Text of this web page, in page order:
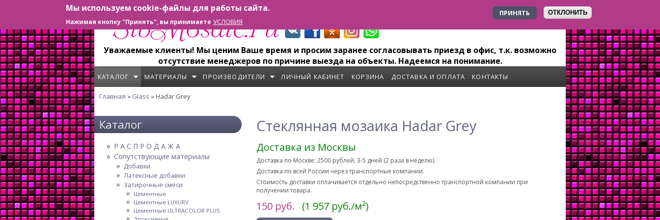
Мы используем cookie-файлы для работы сайта.
Нажимая кнопку "Принять", вы принимаете УСЛОВИЯ
ПРИНЯТЬ ОТКЛОНИТЬ
Перейти к основному содержанию +7 923 179-6-279
Уважаемые клиенты! Мы ценим Ваше время и просим заранее согласовывать приезд в офис, т.к. возможно
отсутствие менеджеров по причине выезда на объекты. Надеемся на понимание.
КАТАЛОГ МАТЕРИАЛЫ ПРОИЗВОДИТЕЛИ ЛИЧНЫЙ КАБИНЕТ КОРЗИНА ДОСТАВКА И ОПЛАТА КОНТАКТЫ
Главная » Glass » Hadar Grey
Стеклянная мозаика Hadar Grey
Доставка из Москвы
Доставка по Москве: 2500 рублей, 3-5 дней (2 раза в неделю).
Доставка по всей России через транспортные компании.
Стоимость доставки оплачивается отдельно непосредственно транспортной компании при
получении товара.
150 руб. (1 957 руб./м²)
Каталог
Р А С П Р О Д А Ж А
Сопутствующие материалы
Добавки
Латексные добавки
Затирочные смеси
Цементные
Цементные LUXURY
Цементные ULTRACOLOR PLUS